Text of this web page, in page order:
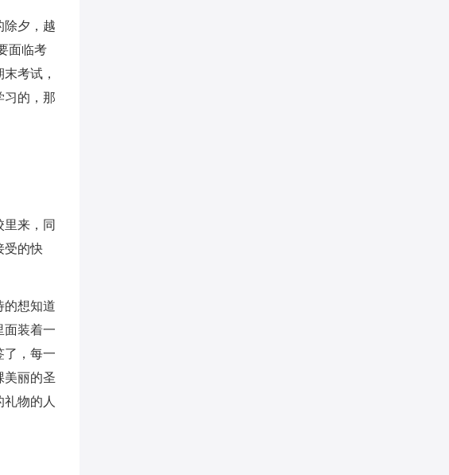
除夕，越
面临考
考试，
习的，那
来，同
受的快
的想知道
面装着一
了，每一
美丽的圣
物的人